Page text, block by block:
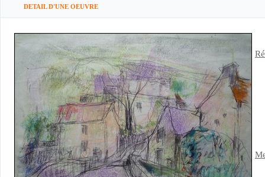
DETAIL D'UNE OEUVRE